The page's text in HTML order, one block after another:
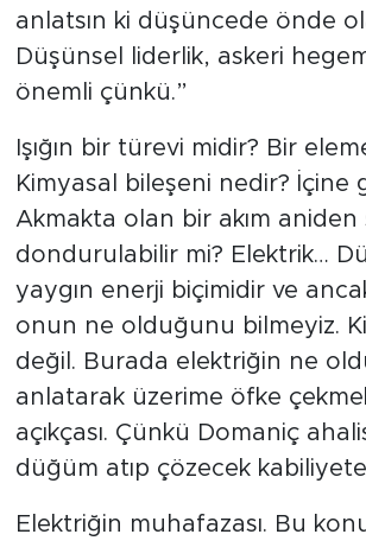
anlatsın ki düşüncede önde
Düşünsel liderlik, askeri
önemli çünkü.”
Işığın bir türevi midir? Bir
Kimyasal bileşeni nedir? İçine
Akmakta olan bir akım
dondurulabilir mi? Elektrik…
yaygın enerji biçimidir ve
onun ne olduğunu bilmeyiz.
değil. Burada elektriğin ne
anlatarak üzerime öfke
açıkçası. Çünkü Domaniç
düğüm atıp çözecek
Elektriğin muhafazası. Bu